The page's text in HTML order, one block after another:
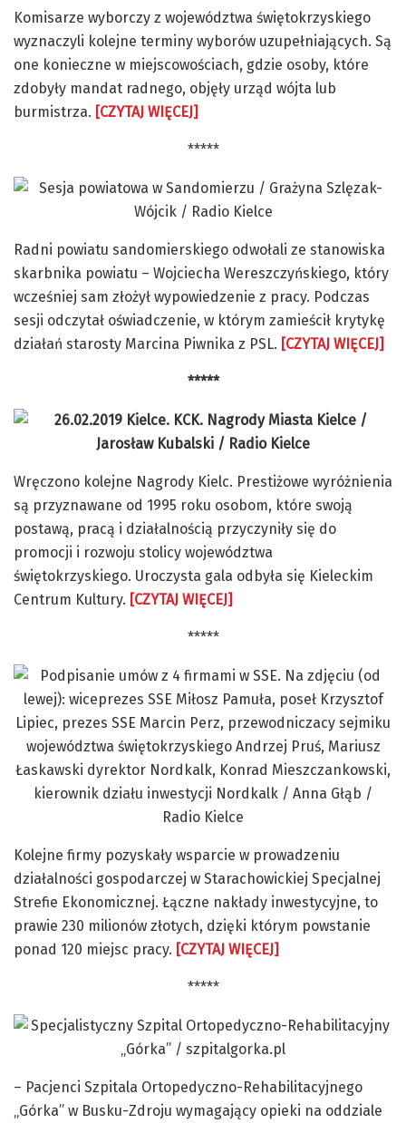
Komisarze wyborczy z województwa świętokrzyskiego
wyznaczyli kolejne terminy wyborów uzupełniających. Są
one konieczne w miejscowościach, gdzie osoby, które
zdobyły mandat radnego, objęły urząd wójta lub
burmistrza. [CZYTAJ WIĘCEJ]
*****
Radni powiatu sandomierskiego odwołali ze stanowiska
skarbnika powiatu – Wojciecha Wereszczyńskiego, który
wcześniej sam złożył wypowiedzenie z pracy. Podczas
sesji odczytał oświadczenie, w którym zamieścił krytykę
działań starosty Marcina Piwnika z PSL. [CZYTAJ WIĘCEJ]
*****
Wręczono kolejne Nagrody Kielc. Prestiżowe wyróżnienia
są przyznawane od 1995 roku osobom, które swoją
postawą, pracą i działalnością przyczyniły się do
promocji i rozwoju stolicy województwa
świętokrzyskiego. Uroczysta gala odbyła się Kieleckim
Centrum Kultury. [CZYTAJ WIĘCEJ]
*****
Kolejne firmy pozyskały wsparcie w prowadzeniu
działalności gospodarczej w Starachowickiej Specjalnej
Strefie Ekonomicznej. Łączne nakłady inwestycyjne, to
prawie 230 milionów złotych, dzięki którym powstanie
ponad 120 miejsc pracy. [CZYTAJ WIĘCEJ]
*****
– Pacjenci Szpitala Ortopedyczno-Rehabilitacyjnego
„Górka” w Busku-Zdroju wymagający opieki na oddziale